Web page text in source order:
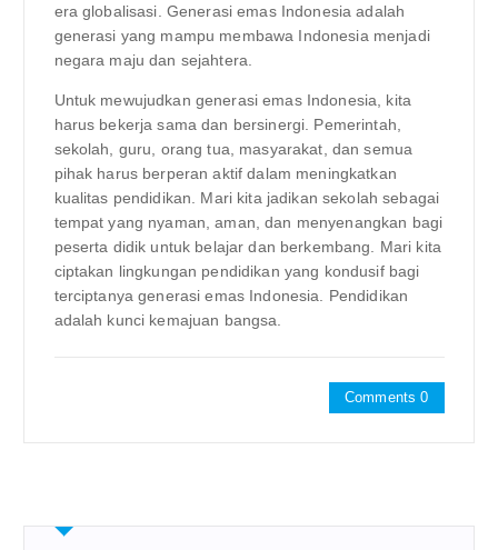
era globalisasi. Generasi emas Indonesia adalah
generasi yang mampu membawa Indonesia menjadi
negara maju dan sejahtera.
Untuk mewujudkan generasi emas Indonesia, kita
harus bekerja sama dan bersinergi. Pemerintah,
sekolah, guru, orang tua, masyarakat, dan semua
pihak harus berperan aktif dalam meningkatkan
kualitas pendidikan. Mari kita jadikan sekolah sebagai
tempat yang nyaman, aman, dan menyenangkan bagi
peserta didik untuk belajar dan berkembang. Mari kita
ciptakan lingkungan pendidikan yang kondusif bagi
terciptanya generasi emas Indonesia. Pendidikan
adalah kunci kemajuan bangsa.
Comments 0